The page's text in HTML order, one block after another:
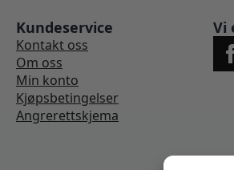
Kundeservice
Kontakt oss
Om oss
Min konto
Kjøpsbetingelser
Angrerettskjema
Vi